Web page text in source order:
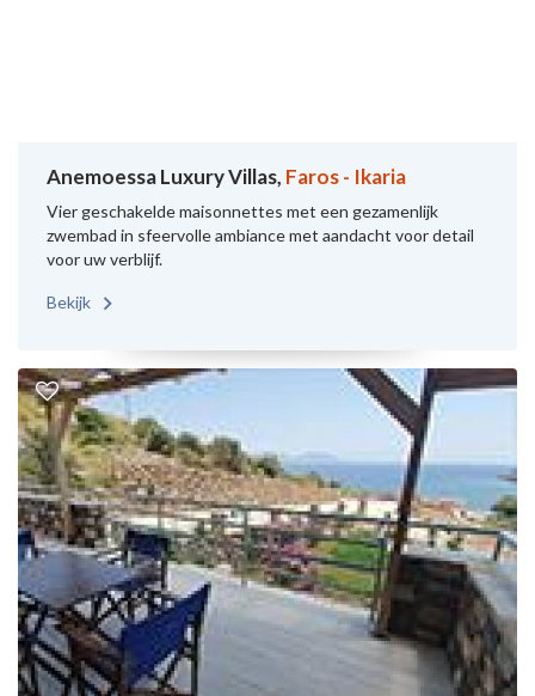
Anemoessa Luxury Villas, Faros - Ikaria
Vier geschakelde maisonnettes met een gezamenlijk
zwembad in sfeervolle ambiance met aandacht voor detail
voor uw verblijf.
Bekijk